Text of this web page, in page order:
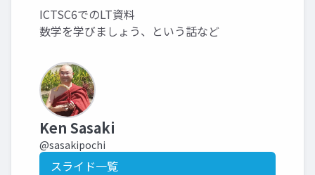
ICTSC6でのLT資料
数学を学びましょう、という話など
Ken Sasaki
@sasakipochi
スライド一覧